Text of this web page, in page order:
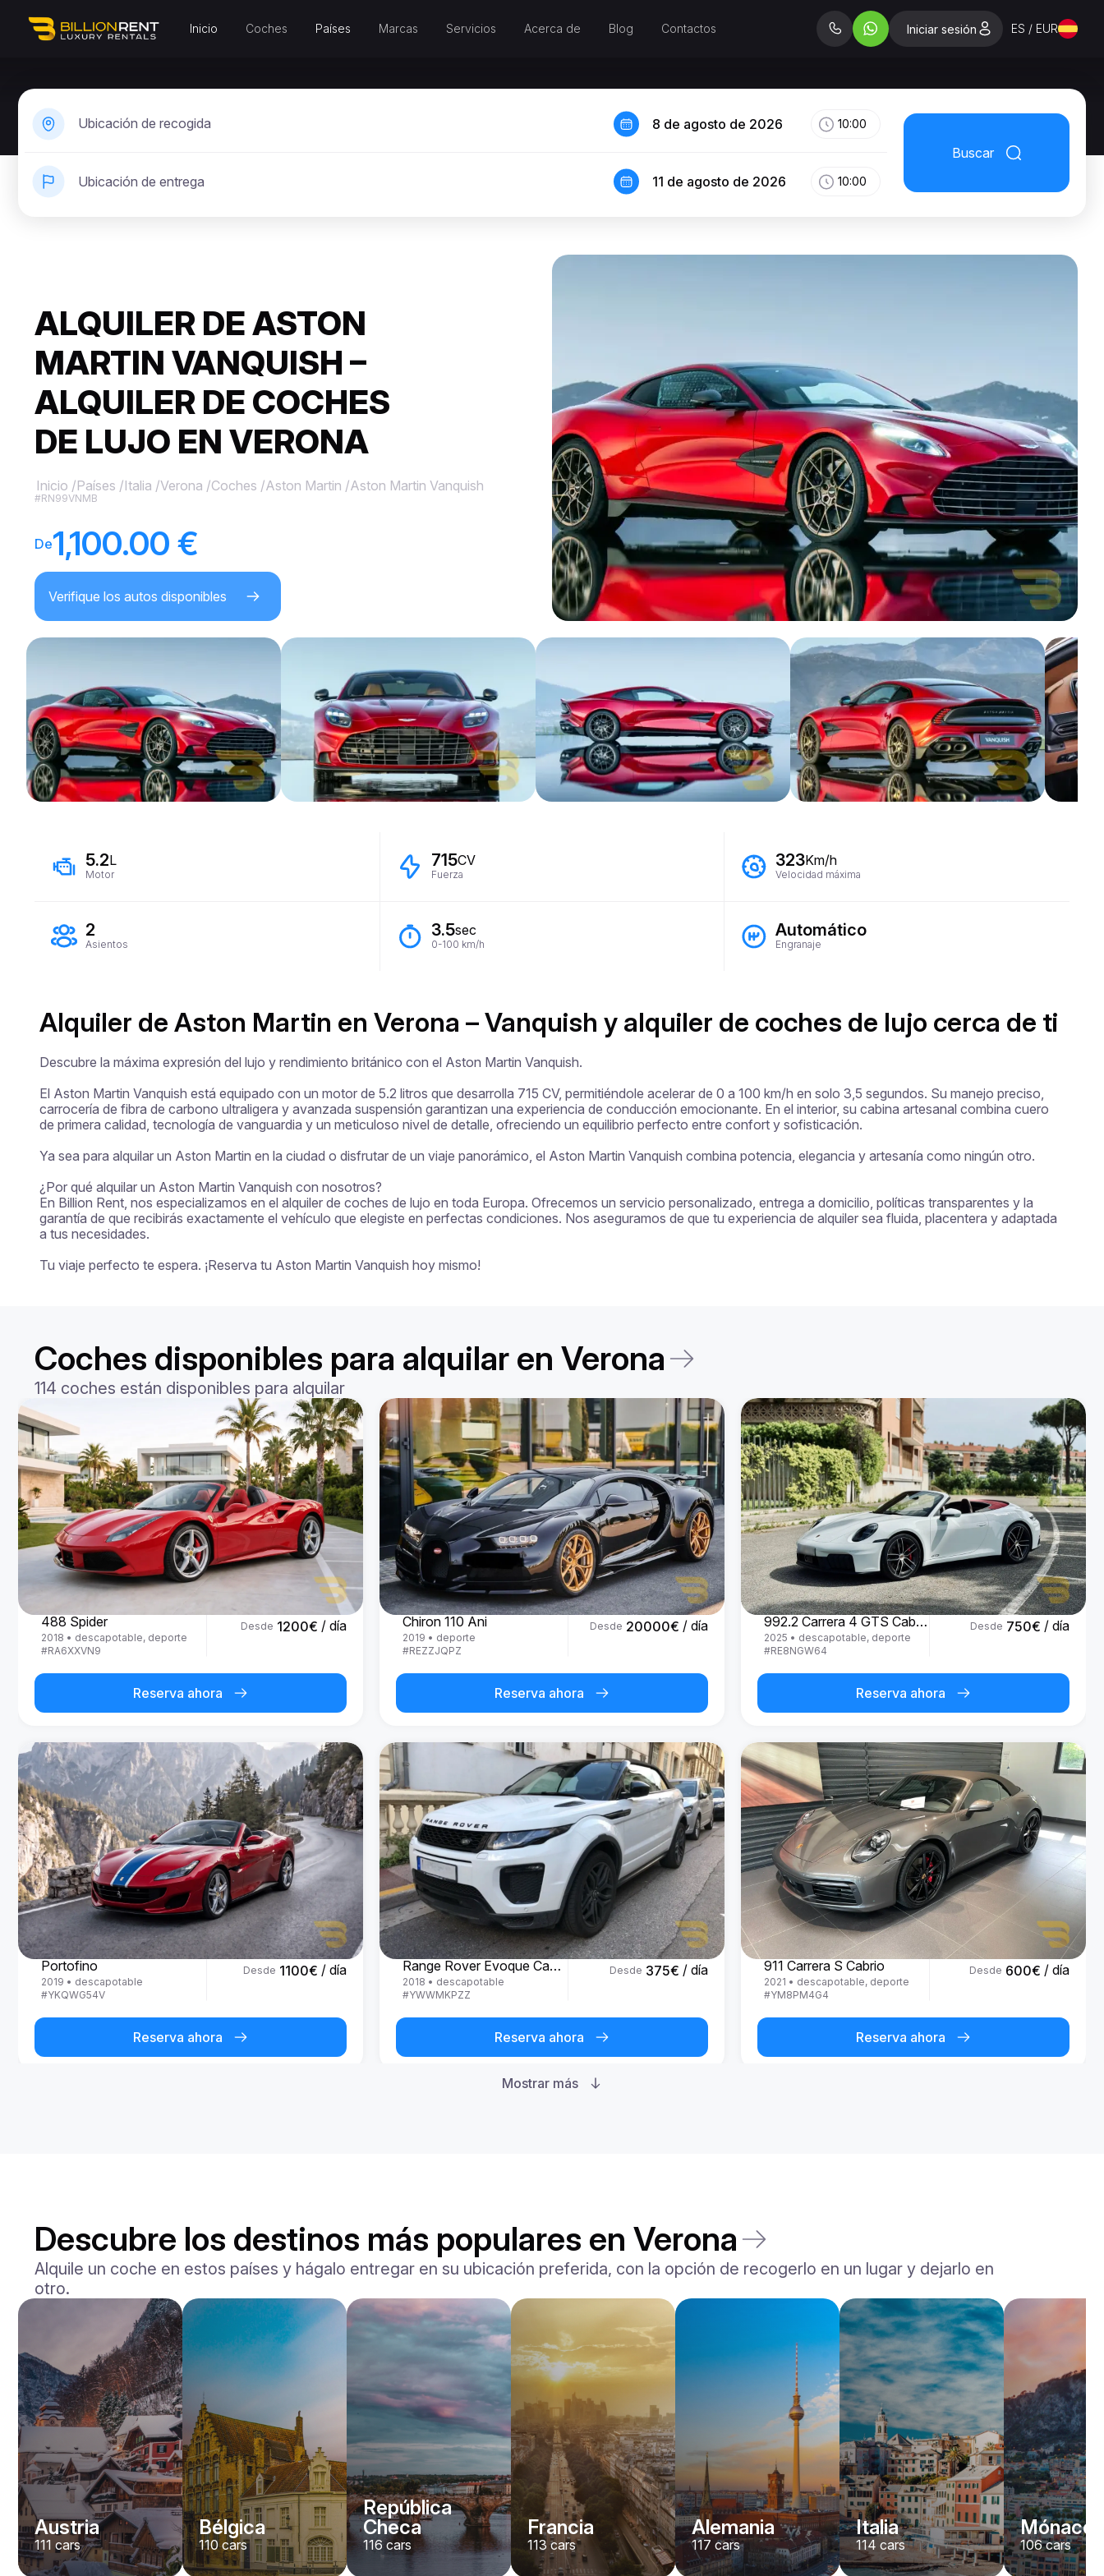
Inicio Coches Países Marcas Servicios Acerca de Blog Contactos Iniciar sesión ES / EUR
Ubicación de recogida
Ubicación de entrega
8 de agosto de 2026 10:00
11 de agosto de 2026 10:00
Buscar
ALQUILER DE ASTON
MARTIN VANQUISH –
ALQUILER DE COCHES
DE LUJO EN VERONA
Inicio /Países /Italia /Verona /Coches /Aston Martin /Aston Martin Vanquish
#RN99VNMB
De1,100.00 €
Verifique los autos disponibles
5.2L
Motor
715CV
Fuerza
323Km/h
Velocidad máxima
2
Asientos
3.5sec
0-100 km/h
Automático
Engranaje
Alquiler de Aston Martin en Verona – Vanquish y alquiler de coches de lujo cerca de ti
Descubre la máxima expresión del lujo y rendimiento británico con el Aston Martin Vanquish.
El Aston Martin Vanquish está equipado con un motor de 5.2 litros que desarrolla 715 CV, permitiéndole acelerar de 0 a 100 km/h en solo 3,5 segundos. Su manejo preciso,
carrocería de fibra de carbono ultraligera y avanzada suspensión garantizan una experiencia de conducción emocionante. En el interior, su cabina artesanal combina cuero
de primera calidad, tecnología de vanguardia y un meticuloso nivel de detalle, ofreciendo un equilibrio perfecto entre confort y sofisticación.
Ya sea para alquilar un Aston Martin en la ciudad o disfrutar de un viaje panorámico, el Aston Martin Vanquish combina potencia, elegancia y artesanía como ningún otro.
¿Por qué alquilar un Aston Martin Vanquish con nosotros?
En Billion Rent, nos especializamos en el alquiler de coches de lujo en toda Europa. Ofrecemos un servicio personalizado, entrega a domicilio, políticas transparentes y la
garantía de que recibirás exactamente el vehículo que elegiste en perfectas condiciones. Nos aseguramos de que tu experiencia de alquiler sea fluida, placentera y adaptada
a tus necesidades.
Tu viaje perfecto te espera. ¡Reserva tu Aston Martin Vanquish hoy mismo!
Coches disponibles para alquilar en Verona
114 coches están disponibles para alquilar
488 Spider
2018 • descapotable, deporte
#RA6XXVN9
Desde 1200€ / día
Reserva ahora
Bugatti
Chiron 110 Ani
2019 • deporte
#REZZJQPZ
Desde 20000€ / día
Reserva ahora
Porsche
992.2 Carrera 4 GTS Cabrio '25
2025 • descapotable, deporte
#RE8NGW64
Desde 750€ / día
Reserva ahora
Ferrari
Portofino
2019 • descapotable
#YKQWG54V
Desde 1100€ / día
Reserva ahora
Land Rover
Range Rover Evoque Cabrio
2018 • descapotable
#YWWMKPZZ
Desde 375€ / día
Reserva ahora
Porsche
911 Carrera S Cabrio
2021 • descapotable, deporte
#YM8PM4G4
Desde 600€ / día
Reserva ahora
Mercedes Benz
Maybach S-klasse 580
Desde 750€ / día
Reserva ahora
F8 Spider
2022
descapotable, deporte
€
Reserva ahora
descapotable
YJPXZKDA
Desde 2200
Reserva ahora
Mostrar más
Descubre los destinos más populares en Verona
Alquile un coche en estos países y hágalo entregar en su ubicación preferida, con la opción de recogerlo en un lugar y dejarlo en
otro.
Austria
111 cars
Bélgica
110cars
República
Checa
116cars
Francia
113cars
Alemania
117 cars
Italia
114 cars
Mónaco
106cars